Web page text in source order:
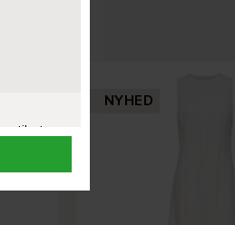
NYHED